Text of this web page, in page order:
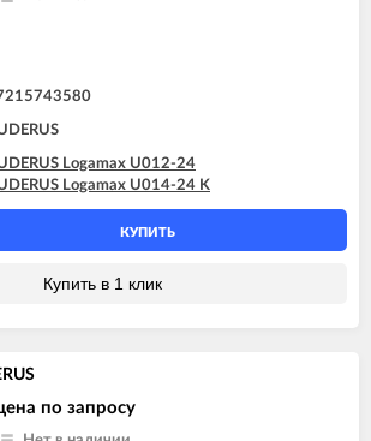
Logamax U012-24
Logamax U014-24 K
КУПИТЬ
Купить в 1 клик
по запросу